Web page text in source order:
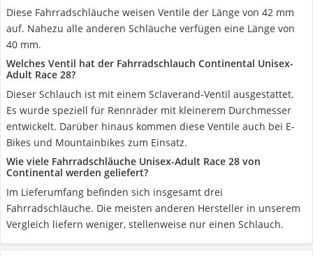
Diese Fahrradschläuche weisen Ventile der Länge von 42 mm
auf. Nahezu alle anderen Schläuche verfügen eine Länge von
40 mm.
Welches Ventil hat der Fahrradschlauch Continental Unisex-
Adult Race 28?
Dieser Schlauch ist mit einem Sclaverand-Ventil ausgestattet.
Es wurde speziell für Rennräder mit kleinerem Durchmesser
entwickelt. Darüber hinaus kommen diese Ventile auch bei E-
Bikes und Mountainbikes zum Einsatz.
Wie viele Fahrradschläuche Unisex-Adult Race 28 von
Continental werden geliefert?
Im Lieferumfang befinden sich insgesamt drei
Fahrradschläuche. Die meisten anderen Hersteller in unserem
Vergleich liefern weniger, stellenweise nur einen Schlauch.